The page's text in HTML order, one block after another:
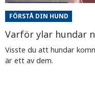
FÖRSTÅ DIN HUND
Varför ylar hundar
Visste du att hundar
är ett av dem.